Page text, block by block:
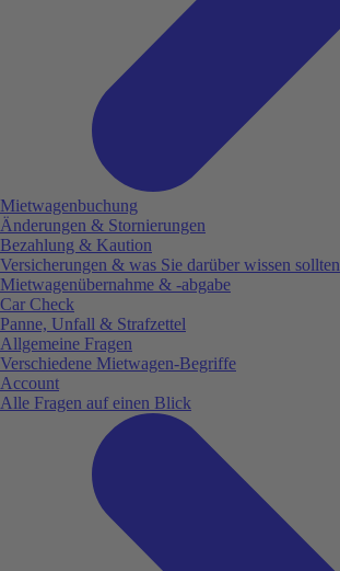
Mietwagenbuchung
Änderungen & Stornierungen
Bezahlung & Kaution
Versicherungen & was Sie darüber wissen sollten
Mietwagenübernahme & -abgabe
Car Check
Panne, Unfall & Strafzettel
Allgemeine Fragen
Verschiedene Mietwagen-Begriffe
Account
Alle Fragen auf einen Blick